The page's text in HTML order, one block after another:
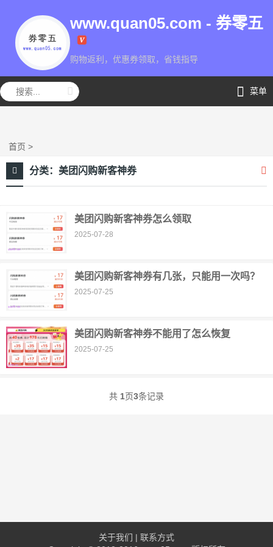
券零五
www.quan05.com - 券零五
购物返利，优惠券领取，省钱指导
菜单
首页 >
分类： 美团闪购新客神券
美团闪购新客神券怎么领取
2025-07-28
美团闪购新客神券有几张，只能用一次吗？
2025-07-25
美团闪购新客神券不能用了怎么恢复
2025-07-25
共 1页3条记录
关于我们 | 联系方式